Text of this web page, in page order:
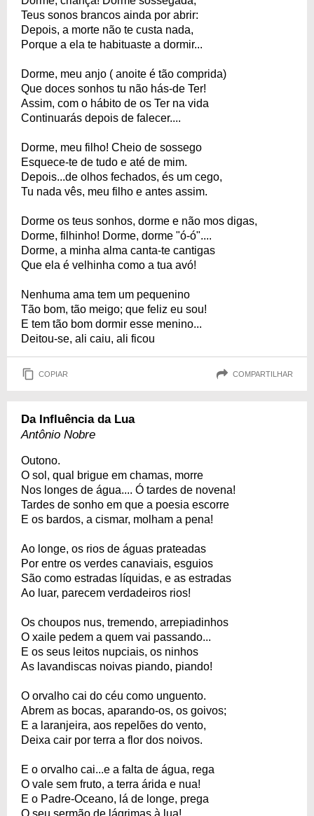
Teus sonos brancos ainda por abrir:
Depois, a morte não te custa nada,
Porque a ela te habituaste a dormir...
Dorme, meu anjo ( anoite é tão comprida)
Que doces sonhos tu não hás-de Ter!
Assim, com o hábito de os Ter na vida
Continuarás depois de falecer....
Dorme, meu filho! Cheio de sossego
Esquece-te de tudo e até de mim.
Depois...de olhos fechados, és um cego,
Tu nada vês, meu filho e antes assim.
Dorme os teus sonhos, dorme e não mos digas,
Dorme, filhinho! Dorme, dorme "ó-ó"....
Dorme, a minha alma canta-te cantigas
Que ela é velhinha como a tua avó!
Nenhuma ama tem um pequenino
Tão bom, tão meigo; que feliz eu sou!
E tem tão bom dormir esse menino...
Deitou-se, ali caiu, ali ficou
COPIAR COMPARTILHAR
Da Influência da Lua
Antônio Nobre
Outono.
O sol, qual brigue em chamas, morre
Nos longes de água.... Ó tardes de novena!
Tardes de sonho em que a poesia escorre
E os bardos, a cismar, molham a pena!
Ao longe, os rios de águas prateadas
Por entre os verdes canaviais, esguios
São como estradas líquidas, e as estradas
Ao luar, parecem verdadeiros rios!
Os choupos nus, tremendo, arrepiadinhos
O xaile pedem a quem vai passando...
E os seus leitos nupciais, os ninhos
As lavandiscas noivas piando, piando!
O orvalho cai do céu como unguento.
Abrem as bocas, aparando-os, os goivos;
E a laranjeira, aos repelões do vento,
Deixa cair por terra a flor dos noivos.
E o orvalho cai...e a falta de água, rega
O vale sem fruto, a terra árida e nua!
E o Padre-Oceano, lá de longe, prega
O seu sermão de lágrimas à lua!